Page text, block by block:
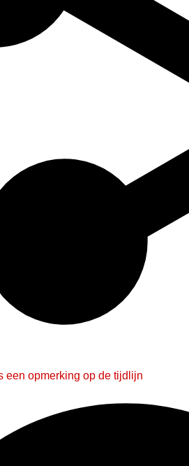
een opmerking op de tijdlijn